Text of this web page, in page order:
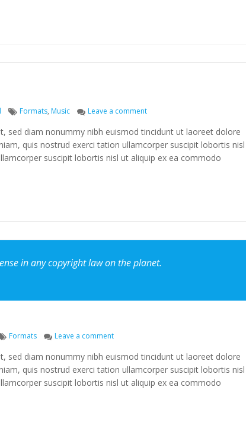
Tags
Formats, Music Leave a commenton Post Format: Audio
sed diam nonummy nibh euismod tincidunt ut laoreet dolore
quis nostrud exerci tation ullamcorper suscipit lobortis
suscipit lobortis nisl ut aliquip ex ea commodo
in any copyright law on the planet.
Tags
Formats Leave a commenton Post Format: Quote
sed diam nonummy nibh euismod tincidunt ut laoreet dolore
quis nostrud exerci tation ullamcorper suscipit lobortis
suscipit lobortis nisl ut aliquip ex ea commodo